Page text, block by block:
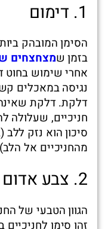
1. דימום
הסימן המובהק
בזמן שמצחצחים
אחרי שימוש בחוט
נגיסה במאכלים
דלקת. דלקת
חניכיים, שעלולה
סיכון הוא נזק
מהחניכיים אל
2. צבע אדום
הגוון הטבעי של
זהו סימן